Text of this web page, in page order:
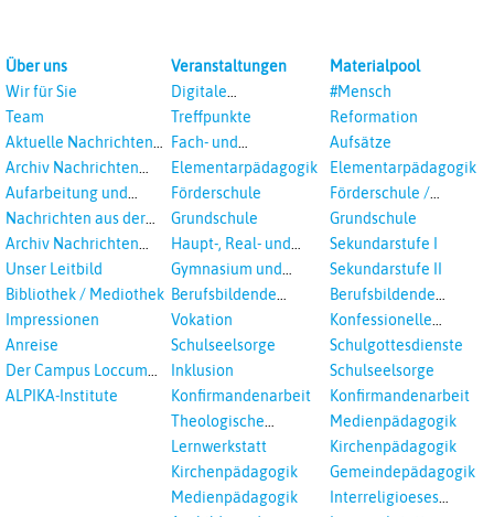
Über uns
Wir für Sie
Team
Aktuelle Nachrichten
aus dem RPI
Archiv Nachrichten
aus dem RPI ab 2018
Aufarbeitung und
Prävention
Landeskirche und EKD
Nachrichten aus der
Landeskirche
Archiv Nachrichten
aus der Landeskirche
Unser Leitbild
Bibliothek / Mediothek
Impressionen
Anreise
Der Campus Loccum
und Loccumer
ALPIKA-Institute
Veranstaltungen
Digitale
Veranstaltungen
Treffpunkte
Fach- und
Studientagungen
Elementarpädagogik
Förderschule
Grundschule
Haupt-, Real- und
Oberschule
Gymnasium und
Gesamtschule
Berufsbildende
Schulen
Vokation
Schulseelsorge
Inklusion
Konfirmandenarbeit
Theologische
Fortbildungen,
Interreligöses Lernen
Lernwerkstatt
Kirchenpädagogik
Medienpädagogik
Materialpool
#Mensch
Reformation
Aufsätze
Elementarpädagogik
Förderschule /
Inklusion
Grundschule
Sekundarstufe I
Sekundarstufe II
Berufsbildende
Schulen
Konfessionelle
Kooperation
Schulgottesdienste
Schulseelsorge
Konfirmandenarbeit
Medienpädagogik
Kirchenpädagogik
Gemeindepädagogik
Interreligioeses